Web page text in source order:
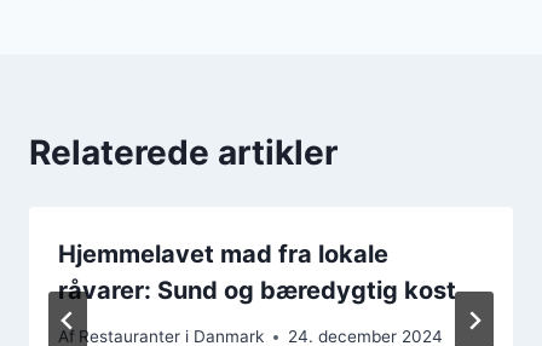
Relaterede artikler
Hjemmelavet mad fra lokale
råvarer: Sund og bæredygtig kost
Af Restauranter i Danmark 24. december 2024